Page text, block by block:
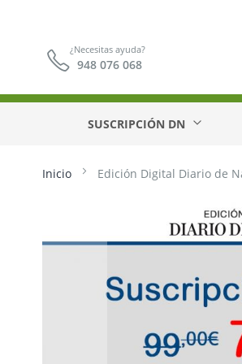
¿Necesitas ayuda?
948 076 068
SUSCRIPCIÓN DN
Inicio Edición Digital Diario de
final